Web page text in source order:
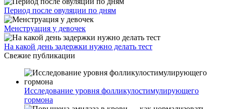
Период после овуляции по дням
Менструация у девочек
На какой день задержки нужно делать тест
Свежие публикации
Исследование уровня фолликулостимулирующего
гормона